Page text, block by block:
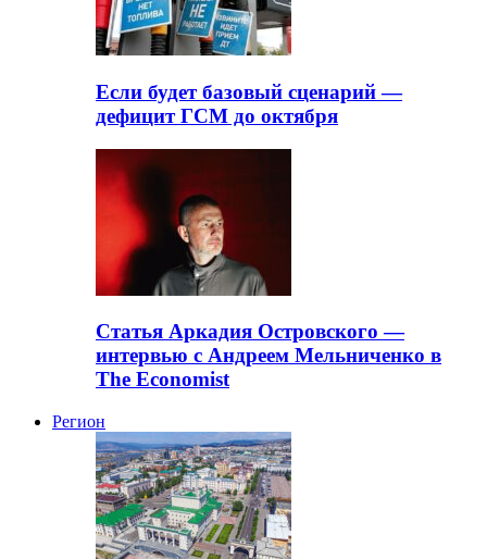
Если будет базовый сценарий —
дефицит ГСМ до октября
Статья Аркадия Островского —
интервью с Андреем Мельниченко в
The Economist
Регион